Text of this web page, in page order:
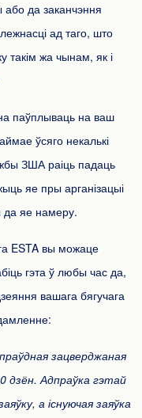
да заканчэння
ад таго, што
такім жа чынам, як і
паўплываць на ваш
ўсяго некалькі
ЗША раіць падаць
яе пры арганізацыі
да яе намеру.
ESTA вы можаце
гэта ў любы час да,
вашага бягучага
зацверджаная
дзён. Адпраўка гэтай
а існуючая заяўка